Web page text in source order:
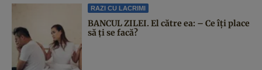
RAZI CU LACRIMI
BANCUL ZILEI. El către ea: – Ce îți place
să ți se facă?